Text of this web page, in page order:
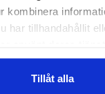
kombinera
har tillhandahållit
Tillåt alla
Bear Jordgubb 40g